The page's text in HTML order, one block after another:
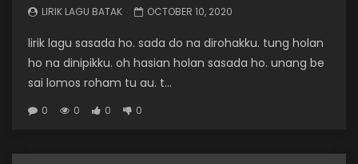
LIRIK LAGU BATAK OCTOBER 10, 2020
lirik lagu sasada ho. sada do na dirohakku. tung holan
ho na dinipikku. oh hasian holan sasada ho. unang be
sai lomos roham tu au. t...
0 0 0 0